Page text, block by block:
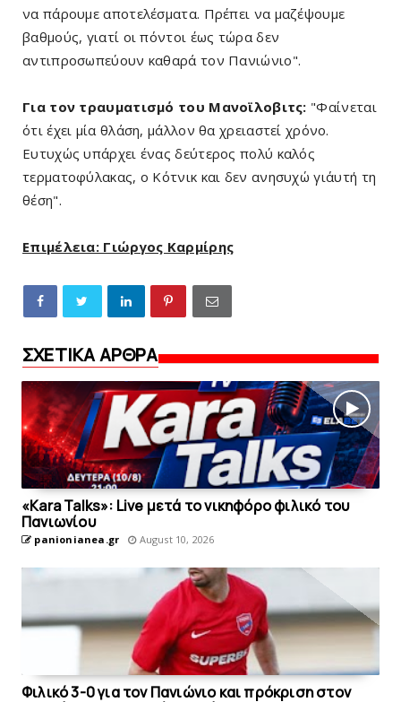
να πάρουμε αποτελέσματα. Πρέπει να μαζέψουμε
βαθμούς, γιατί οι πόντοι έως τώρα δεν
αντιπροσωπεύουν καθαρά τον Πανιώνιο".
Για τον τραυματισμό του Μανοϊλοβιτς: "Φαίνεται
ότι έχει μία θλάση, μάλλον θα χρειαστεί χρόνο.
Ευτυχώς υπάρχει ένας δεύτερος πολύ καλός
τερματοφύλακας, ο Κότνικ και δεν ανησυχώ γι΄αυτή τη
θέση".
Επιμέλεια: Γιώργος Καρμίρης
ΣΧΕΤΙΚΑ ΑΡΘΡΑ
«Kara Talks»: Live μετά το νικηφόρο φιλικό του
Πανιωνίου
panionianea.gr August 10, 2026
Φιλικό 3-0 για τον Πανιώνιο και πρόκριση στον